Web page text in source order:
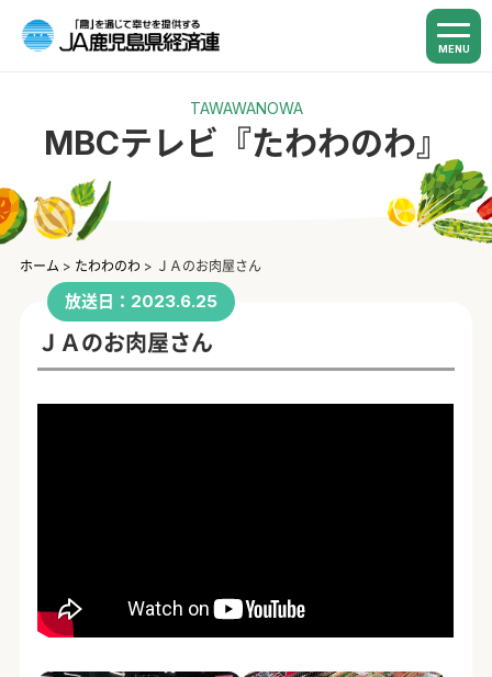
MENU
TAWAWANOWA
MBCテレビ『たわわのわ』
ホーム > たわわのわ > ＪＡのお肉屋さん
放送日：2023.6.25
ＪＡのお肉屋さん